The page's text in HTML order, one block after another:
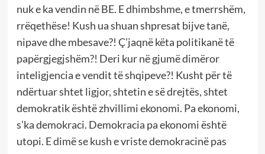
nuk e ka vendin në BE. E dhimbshme, e tmerrshëm,
rrëqethëse! Kush ua shuan shpresat bijve tanë,
nipave dhe mbesave?! Ç’jaqnë këta politikanë të
papërgjegjshëm?! Deri kur në gjumë dimëror
inteligjencia e vendit të shqipeve?! Kusht për të
ndërtuar shtet ligjor, shtetin e së drejtës, shtet
demokratik është zhvillimi ekonomi. Pa ekonomi,
s’ka demokraci. Demokracia pa ekonomi është
utopi. E dimë se kush e vriste demokracinë pas